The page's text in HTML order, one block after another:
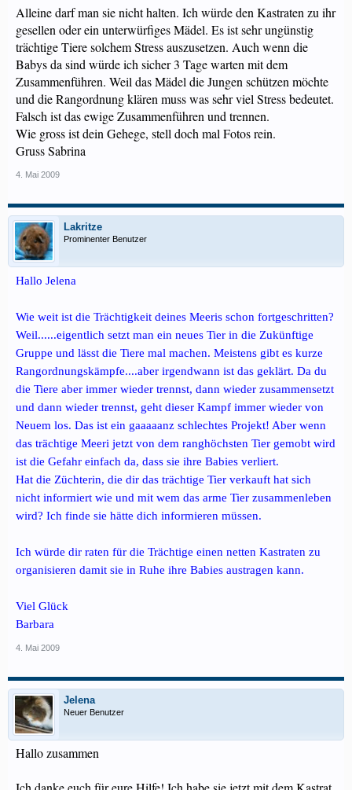
Alleine darf man sie nicht halten. Ich würde den Kastraten zu ihr
gesellen oder ein unterwürfiges Mädel. Es ist sehr ungünstig
trächtige Tiere solchem Stress auszusetzen. Auch wenn die
Babys da sind würde ich sicher 3 Tage warten mit dem
Zusammenführen. Weil das Mädel die Jungen schützen möchte
und die Rangordnung klären muss was sehr viel Stress bedeutet.
Falsch ist das ewige Zusammenführen und trennen.
Wie gross ist dein Gehege, stell doch mal Fotos rein.
Gruss Sabrina
4. Mai 2009
Lakritze
Prominenter Benutzer
Hallo Jelena
Wie weit ist die Trächtigkeit deines Meeris schon fortgeschritten?
Weil......eigentlich setzt man ein neues Tier in die Zukünftige
Gruppe und lässt die Tiere mal machen. Meistens gibt es kurze
Rangordnungskämpfe....aber irgendwann ist das geklärt. Da du
die Tiere aber immer wieder trennst, dann wieder zusammensetzt
und dann wieder trennst, geht dieser Kampf immer wieder von
Neuem los. Das ist ein gaaaaanz schlechtes Projekt! Aber wenn
das trächtige Meeri jetzt von dem ranghöchsten Tier gemobt wird
ist die Gefahr einfach da, dass sie ihre Babies verliert.
Hat die Züchterin, die dir das trächtige Tier verkauft hat sich
nicht informiert wie und mit wem das arme Tier zusammenleben
wird? Ich finde sie hätte dich informieren müssen.
Ich würde dir raten für die Trächtige einen netten Kastraten zu
organisieren damit sie in Ruhe ihre Babies austragen kann.
Viel Glück
Barbara
4. Mai 2009
Jelena
Neuer Benutzer
Hallo zusammen